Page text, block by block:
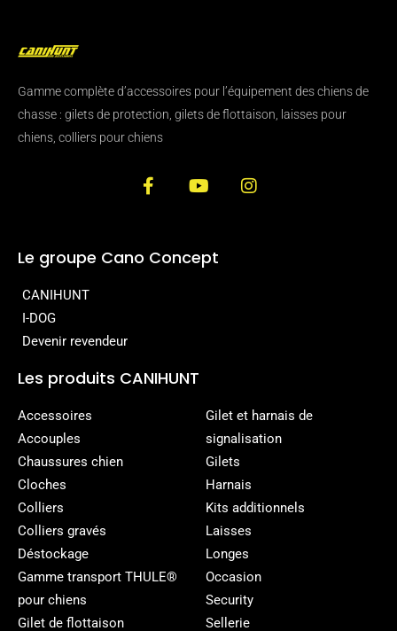
Gamme complète d’accessoires pour l’équipement des chiens de
chasse : gilets de protection, gilets de flottaison, laisses pour
chiens, colliers pour chiens
Le groupe Cano Concept
CANIHUNT
I-DOG
Devenir revendeur
Les produits CANIHUNT
Accessoires
Accouples
Chaussures chien
Cloches
Colliers
Colliers gravés
Déstockage
Gamme transport THULE®
pour chiens
Gilet de flottaison
Gilet et harnais de
signalisation
Gilets
Harnais
Kits additionnels
Laisses
Longes
Occasion
Security
Sellerie